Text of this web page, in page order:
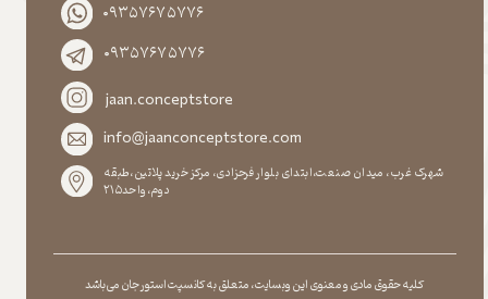
کلیه حقوق مادی و معنوی این وبسایت ، متعلق به کانسپت استور جان می باشد
۰۹۳۵۷۶۷۵۷۷۶
۰۹۳۵۷۶۷۵۷۷۶
jaan.conceptstore
info@jaanconceptstore.com
شهرک غرب، میدان صنعت،ابتدای بلوار فرحزادی، مرکز خرید پلاتین،طبقه
دوم،واحد۲۱۵